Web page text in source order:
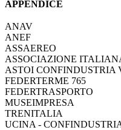
APPENDICE
ANAV
ANEF
ASSAEREO
ASSOCIAZIONE
ASTOI CONFINDUSTRIA
FEDERTERME 765
FEDERTRASPORTO
MUSEIMPRESA
TRENITALIA
UCINA -